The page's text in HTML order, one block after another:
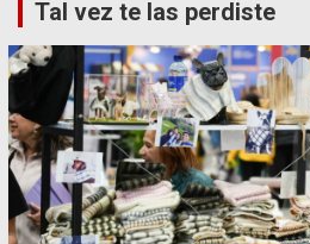
Tal vez te las perdiste